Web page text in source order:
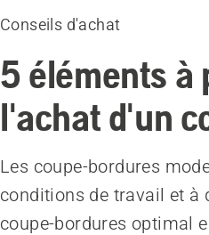
Conseils d'achat
5 éléments à
l'achat d'un
Les coupe-bordures
conditions de travail et à
coupe-bordures optimal